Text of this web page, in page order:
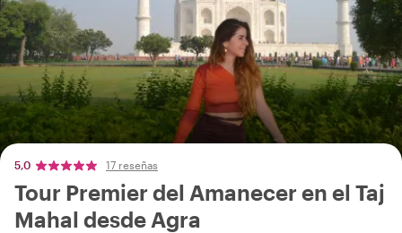
5,0 17 reseñas
Tour Premier del Amanecer en el Taj
Mahal desde Agra